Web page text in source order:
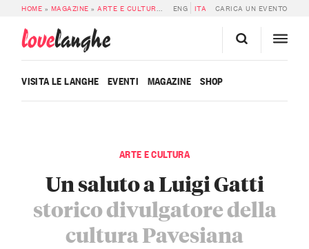
HOME » MAGAZINE »ARTE E CULTURA » UN SALUTO A LUIGI GATTI,
ENG ITA CARICA UN EVENTO
lovelanghe
VISITA LE LANGHE EVENTI MAGAZINE SHOP
ARTE E CULTURA
Un saluto a Luigi Gatti
storico divulgatore della
cultura Pavesiana